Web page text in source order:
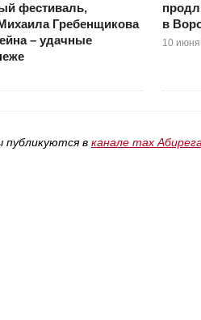
фестиваль,
Гребенщикова
– удачные
в
10
публикуются в канале max